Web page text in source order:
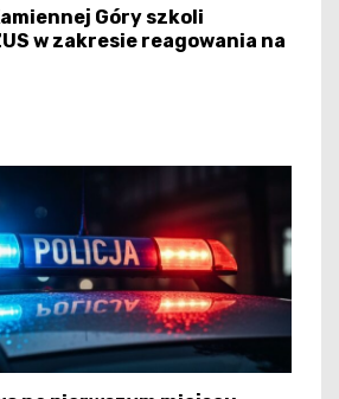
Góry szkoli
w zakresie reagowania na